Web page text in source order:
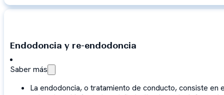
Endodoncia y re-endodoncia
Saber más
La endodoncia, o tratamiento de conducto, consiste en